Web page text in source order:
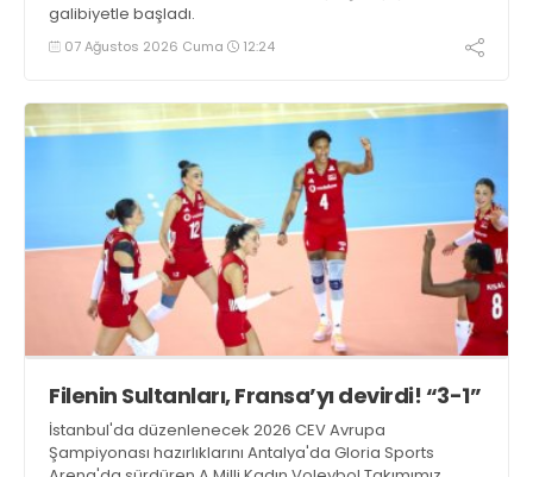
galibiyetle başladı.
07 Ağustos 2026 Cuma 12:24
Filenin Sultanları, Fransa’yı devirdi! “3-1”
İstanbul'da düzenlenecek 2026 CEV Avrupa
Şampiyonası hazırlıklarını Antalya'da Gloria Sports